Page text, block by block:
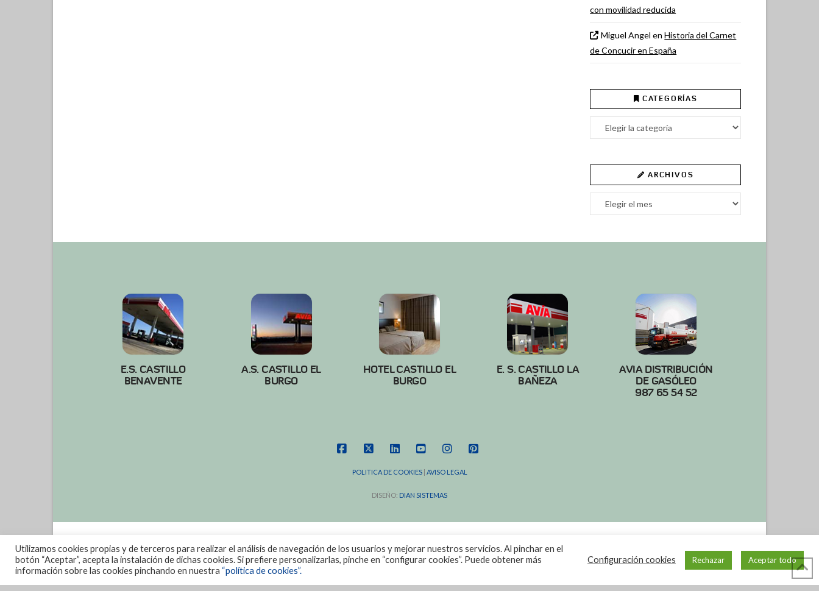
con movilidad reducida
Miguel Angel enHistoria del Carnet
de Concucir en España
CATEGORÍAS
Categorías
ARCHIVOS
Archivos
E.S. CASTILLO
BENAVENTE
A.S. CASTILLO EL
BURGO
HOTEL CASTILLO EL
BURGO
E. S. CASTILLO LA
BAÑEZA
AVIA DISTRIBUCIÓN
DE GASÓLEO
987 65 54 52
POLITICA DE COOKIES| AVISO LEGAL
DISEÑO: DIAN SISTEMAS
Utilizamos cookies propias y de terceros para realizar el análisis de navegación de los usuarios y mejorar nuestros servicios. Al pinchar en el
botón “Aceptar”, acepta la instalación de dichas cookies. Si prefiere personalizarlas, pinche en “configurar cookies”. Puede obtener más
información sobre las cookies pinchando en nuestra “política de cookies”.
Configuración cookies Rechazar Aceptar todo